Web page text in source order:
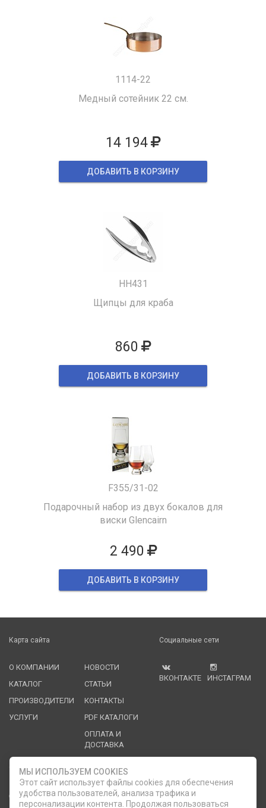
1114-22
Медный сотейник 22 см.
14 194
ДОБАВИТЬ В КОРЗИНУ
HH431
Щипцы для краба
860
ДОБАВИТЬ В КОРЗИНУ
F355/31-02
Подарочный набор из двух бокалов для
виски Glencairn
2 490
ДОБАВИТЬ В КОРЗИНУ
Карта сайта
О КОМПАНИИ
КАТАЛОГ
ПРОИЗВОДИТЕЛИ
УСЛУГИ
НОВОСТИ
СТАТЬИ
КОНТАКТЫ
PDF КАТАЛОГИ
ОПЛАТА И
ДОСТАВКА
Социальные сети
ВКОНТАКТЕ ИНСТАГРАМ
Служба клиентской поддержки
ОБРАТНЫЙ ЗВОНОК phone
8 (812) 335-21-16
МЫ ИСПОЛЬЗУЕМ COOKIES
Этот сайт использует файлы cookies для обеспечения
удобства пользователей, анализа трафика и
персонализации контента. Продолжая пользоваться